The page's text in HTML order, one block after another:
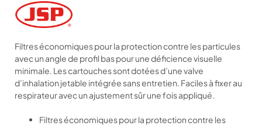
Filtres économiques pour la protection contre les particules
avec un angle de profil bas pour une déficience visuelle
minimale. Les cartouches sont dotées d’une valve
d’inhalation jetable intégrée sans entretien. Faciles à fixer au
respirateur avec un ajustement sûr une fois appliqué.
Filtres économiques pour la protection contre les